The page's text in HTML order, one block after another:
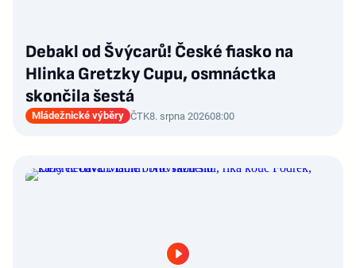
Debakl od Švýcarů! České fiasko na
Hlinka Gretzky Cupu, osmnáctka
skončila šestá
Mládežnické výběry ČTK8. srpna 202608:00